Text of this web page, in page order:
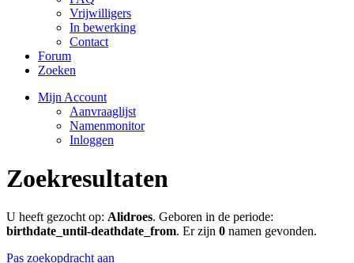
Vrijwilligers
In bewerking
Contact
Forum
Zoeken
Mijn Account
Aanvraaglijst
Namenmonitor
Inloggen
Zoekresultaten
U heeft gezocht op: Alidroes. Geboren in de periode:
birthdate_until-deathdate_from. Er zijn 0 namen gevonden.
Pas zoekopdracht aan